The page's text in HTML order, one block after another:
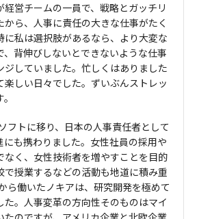
経営チームの一員で、戦略とガッチリ
ら、人事に責任の大きな仕事がたく
に私は選択肢があるなら、より大変な
、背伸びしないとできないような仕事
ジしていました。忙しくはありました
楽しい日々でした。ずいぶんストレッ
フトに移り、日本の人事責任者として
にも携わりました。女性社員の採用や
なく、女性技術者を増やすことを目的
で授業するなどの活動も地道に積み重
ら働いたノキアは、研究開発を極めて
た。人事変革の方向性そのものはマイ